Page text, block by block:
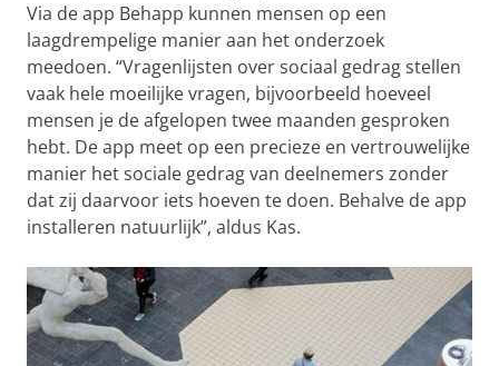
Via de app Behapp kunnen mensen op een
laagdrempelige manier aan het onderzoek
meedoen. “Vragenlijsten over sociaal gedrag stellen
vaak hele moeilijke vragen, bijvoorbeeld hoeveel
mensen je de afgelopen twee maanden gesproken
hebt. De app meet op een precieze en vertrouwelijke
manier het sociale gedrag van deelnemers zonder
dat zij daarvoor iets hoeven te doen. Behalve de app
installeren natuurlijk”, aldus Kas.